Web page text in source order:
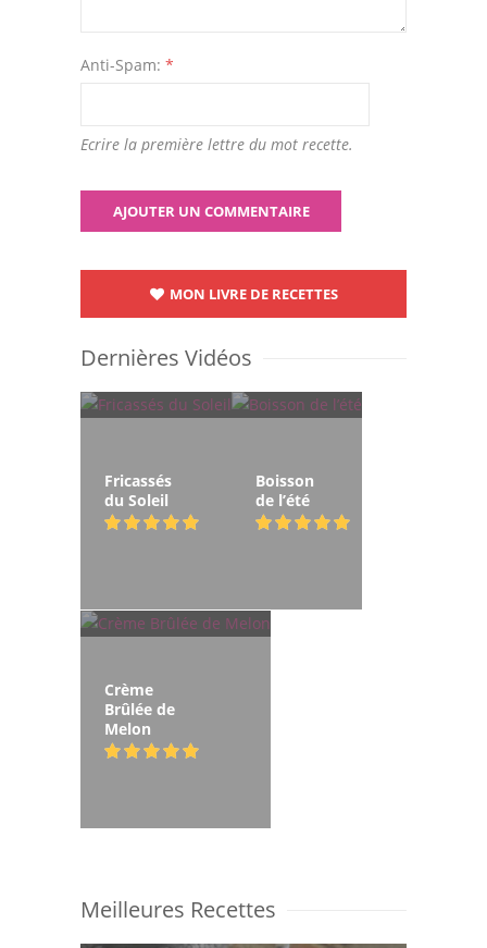
Anti-Spam: *
Ecrire la première lettre du mot recette.
MON LIVRE DE RECETTES
Dernières Vidéos
Fricassés
du Soleil
Boisson
de l’été
Crème
Brûlée de
Melon
Meilleures Recettes